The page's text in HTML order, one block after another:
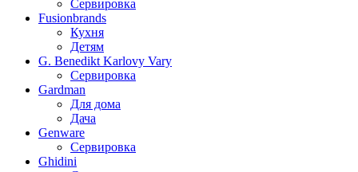
Сервировка
Fusionbrands
Кухня
Детям
G. Benedikt Karlovy Vary
Сервировка
Gardman
Для дома
Дача
Genware
Сервировка
Ghidini